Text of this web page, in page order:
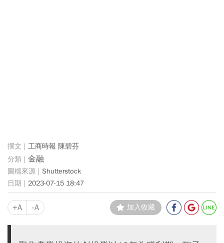
工商時報 陳碧芬
金融
Shutterstock
2023-07-15 18:47
+A -A 加入收藏